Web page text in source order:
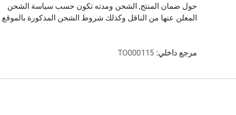
حول ضمان المنتج, الشحن ومدته تكون حسب سياسة الشحن
المعلن عنها من الناقل وكذلك شروط الشحن المذكورة بالموقع.
مرجع داخلي: TO000115